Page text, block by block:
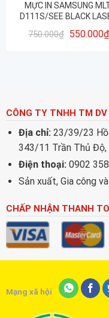
MỰC IN SAMSUNG
D111S/SEE BLACK
750.000₫ 550.000₫
CÔNG TY TNHH TM
Địa chỉ: 23/39/23 Hồ
343/11 Trần Thủ Độ,
Điện thoại: 0902
Sản xuất, Gia công
CHẤP NHẬN THANH
Mạng xã hội